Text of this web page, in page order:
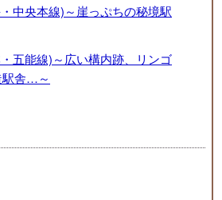
中央本線)～崖っぷちの秘境駅
五能線)～広い構内跡、リンゴ
駅舎…～